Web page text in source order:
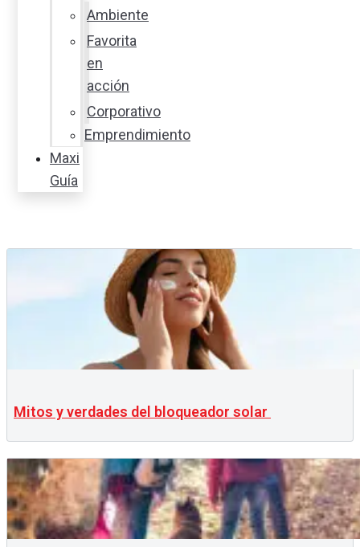
Ambiente
Favorita
en
acción
Corporativo
Emprendimiento
Maxi
Guía
Mitos y verdades del bloqueador solar